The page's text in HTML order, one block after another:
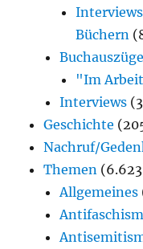
Büchern
Buchauszüge
"Im
Interviews
Geschichte
Nachruf/
Themen
Allgemeines